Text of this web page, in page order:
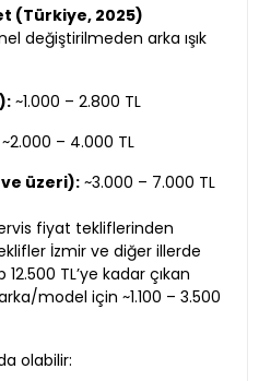
(Türkiye, 2025)
değiştirilmeden arka ışık
~1.000 – 2.800 TL
~2.000 – 4.000 TL
üzeri): ~3.000 – 7.000 TL
fiyat tekliflerinden
İzmir ve diğer illerde
12.500 TL’ye kadar çıkan
model için ~1.100 – 3.500
olabilir: